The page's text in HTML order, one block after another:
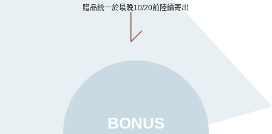
贈品統一於最晚10/20前陸續寄出
BONUS